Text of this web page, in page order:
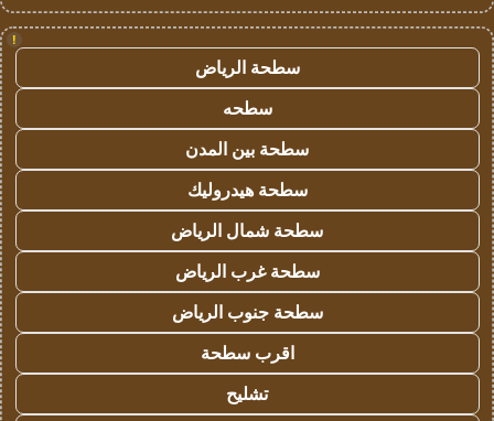
!
سطحة الرياض
سطحه
سطحة بين المدن
سطحة هيدروليك
سطحة شمال الرياض
سطحة غرب الرياض
سطحة جنوب الرياض
اقرب سطحة
تشليح